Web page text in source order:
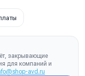
закрывающие
для компаний и
avd.ru